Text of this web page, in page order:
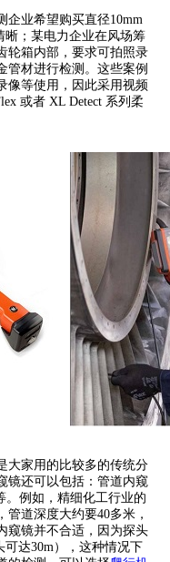
企业希望购买直径10mm
晰；某电力企业在风场筹
轮箱内部，要求可拍照录
管材进行检测。这些案例
像等使用，因此采用视频
或者 XL Detect 系列柔
大家用的比较多的传统分
镜还可以包括：管道内窥
。例如，精细化工行业的
道深度大约要40多米，
窥镜并不合适，因为探头
达30m），这种情况下